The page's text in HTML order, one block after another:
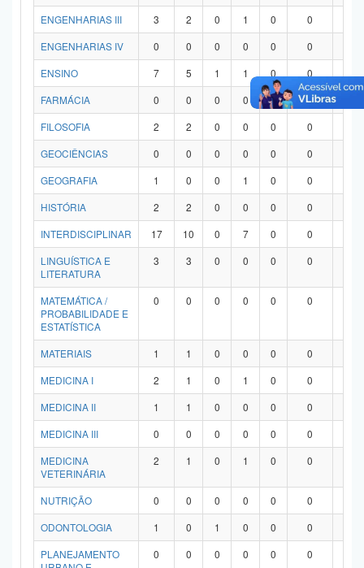
ENGENHARIAS III
3 2 0 1 0 0
ENGENHARIAS IV
0 0 0 0 0 0
ENSINO
7 5 1 1 0 0
FARMÁCIA
0 0 0 0 0 0
FILOSOFIA
2 2 0 0 0 0
GEOCIÊNCIAS
0 0 0 0 0 0
GEOGRAFIA
1 0 0 1 0 0
HISTÓRIA
2 2 0 0 0 0
INTERDISCIPLINAR
17 10 0 7 0 0
LINGUÍSTICA E
LITERATURA
3 3 0 0 0 0
MATEMÁTICA /
PROBABILIDADE E
ESTATÍSTICA
0 0 0 0 0 0
MATERIAIS 1 1 0 0 0 0
MEDICINA I
2 1 0 1 0 0
MEDICINA II
1 1 0 0 0 0
MEDICINA III
0 0 0 0 0 0
MEDICINA
VETERINÁRIA
2 1 0 1 0 0
NUTRIÇÃO 0 0 0 0 0 0
ODONTOLOGIA
1 0 1 0 0 0
PLANEJAMENTO
0 0 0 0 0 0